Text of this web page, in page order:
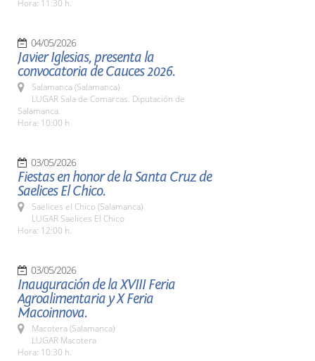
Hora: 11:30 h.
04/05/2026
Javier Iglesias, presenta la
convocatoria de Cauces 2026.
Salamanca (Salamanca)
LUGAR Sala de Comarcas. Diputación de
Salamanca.
Hora: 10:00 h
03/05/2026
Fiestas en honor de la Santa Cruz de
Saelices El Chico.
Saelices el Chico (Salamanca)
LUGAR Saelices El Chico
Hora: 12:00 h.
03/05/2026
Inauguración de la XVIII Feria
Agroalimentaria y X Feria
Macoinnova.
Macotera (Salamanca)
LUGAR Macotera
Hora: 10:30 h.